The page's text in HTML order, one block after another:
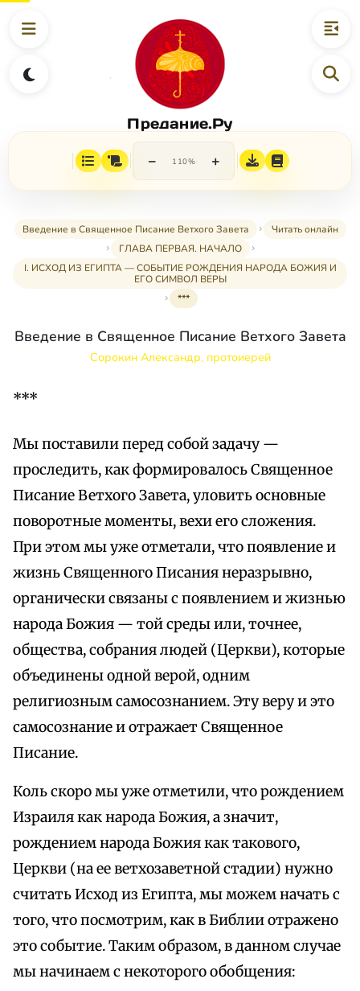
Предание.Ру
− 110% +
Введение в Священное Писание Ветхого Завета
Читать онлайн
ГЛАВА ПЕРВАЯ. НАЧАЛО
I. ИСХОД ИЗ ЕГИПТА — СОБЫТИЕ РОЖДЕНИЯ НАРОДА БОЖИЯ И
ЕГО СИМВОЛ ВЕРЫ
***
Введение в Священное Писание Ветхого Завета
Сорокин Александр, протоиерей
***
Мы поставили перед собой задачу —
проследить, как формировалось Священное
Писание Ветхого Завета, уловить основные
поворотные моменты, вехи его сложения.
При этом мы уже отметали, что появление и
жизнь Священного Писания неразрывно,
органически связаны с появлением и жизнью
народа Божия — той среды или, точнее,
общества, собрания людей (Церкви), которые
объединены одной верой, одним
религиозным самосознанием. Эту веру и это
самосознание и отражает Священное
Писание.
Коль скоро мы уже отметили, что рождением
Израиля как народа Божия, а значит,
рождением народа Божия как такового,
Церкви (на ее ветхозаветной стадии) нужно
считать Исход из Египта, мы можем начать с
того, что посмотрим, как в Библии отражено
это событие. Таким образом, в данном случае
мы начинаем с некоторого обобщения: